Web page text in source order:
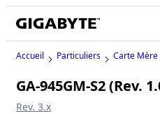
Accueil Particuliers Carte Mère
GA-945GM-S2 (Rev.
Rev. 3.x